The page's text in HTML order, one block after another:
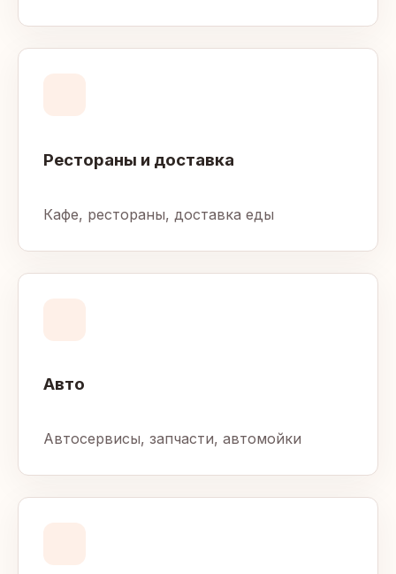
Рестораны и доставка
Кафе, рестораны, доставка еды
Авто
Автосервисы, запчасти, автомойки